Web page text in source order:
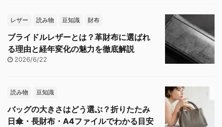
レザー 読み物 豆知識 財布
ブライドルレザーとは？革財布に選ばれ
る理由と経年変化の魅力を徹底解説
2026/6/22
読み物 豆知識
バッグの大きさはどう選ぶ？折りたたみ
日傘・長財布・A4ファイルでわかる目安